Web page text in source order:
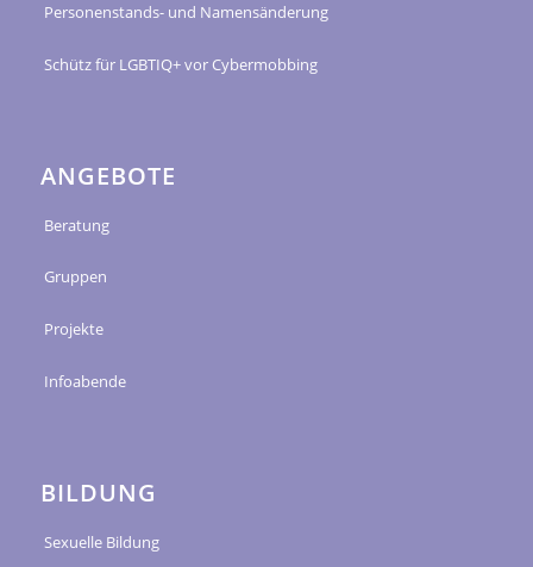
Personenstands- und Namensänderung
Schütz für LGBTIQ+ vor Cybermobbing
ANGEBOTE
Beratung
Gruppen
Projekte
Infoabende
BILDUNG
Sexuelle Bildung